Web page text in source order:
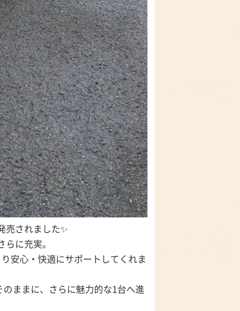
売されました✨️
に充実。
安心・快適にサポートしてくれま
ままに、さらに魅力的な1台へ進